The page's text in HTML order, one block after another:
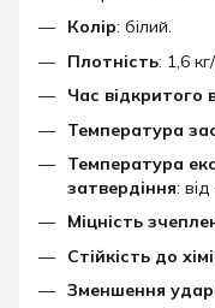
Колір: білий.
Плотність: 1,6
Час відкритого
Температура
Температура
затвердіння:
Міцність
Стійкість до
Зменшення